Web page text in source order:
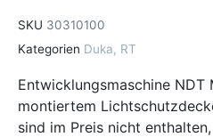
SKU 30310100
Kategorien Duka, RT
Entwicklungsmaschine NDT
montiertem
sind im Preis nicht